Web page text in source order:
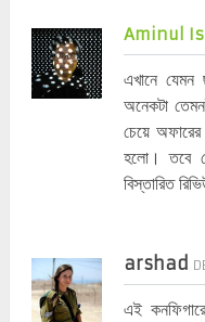
Aminul
এখানে যেমন
অনেকটা
চেয়ে অফারের
হলো। তবে
বিস্তারিত
arshad
এই